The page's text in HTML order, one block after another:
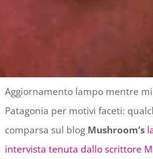
Aggiornamento lampo mentre
Patagonia per motivi faceti:
comparsa sul blog Mushroom’s
intervista tenuta dallo scrittore